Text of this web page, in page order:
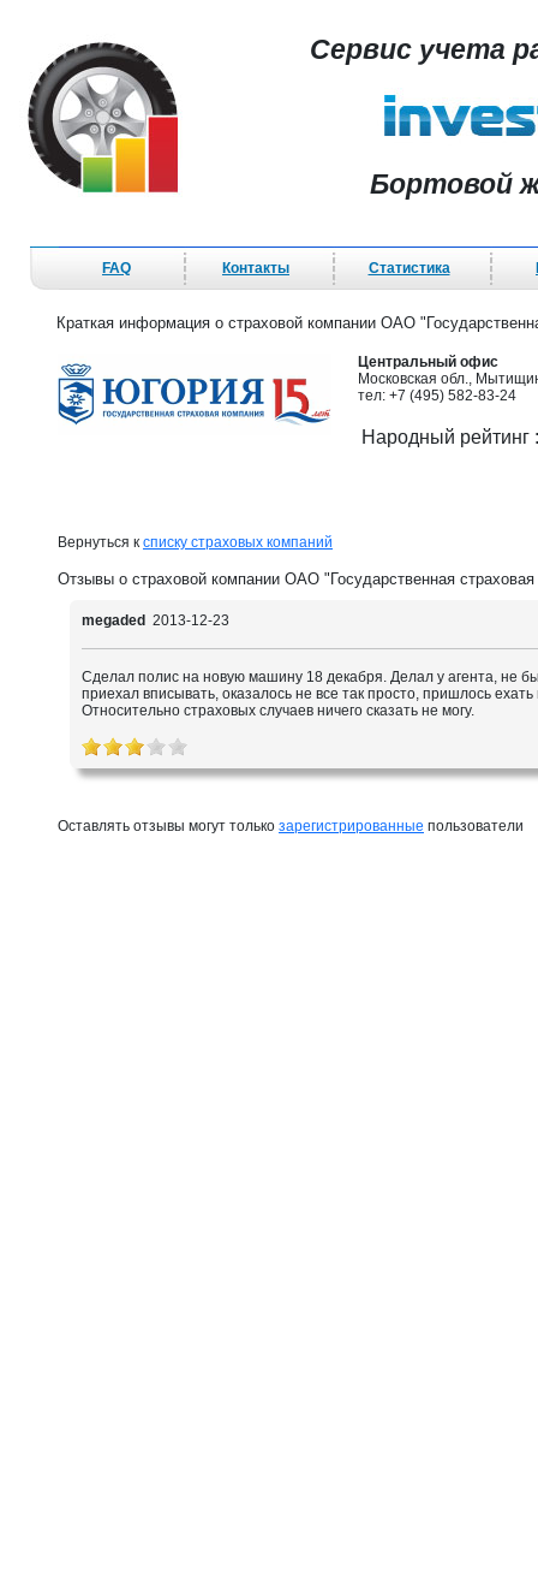
Сервис учета
Бортовой
FAQ Контакты Статистика
Краткая информация о страховой компании ОАО
Центральный офис
Московская обл.,
тел: +7 (495) 582-83-24
Народный рейтинг :
Вернуться к списку страховых компаний
Отзывы о страховой компании ОАО "Государственная
megaded 2013-12-23
Сделал полис на новую машину 18 декабря. Делал у агента, не
приехал вписывать, оказалось не все так просто, пришлось
Относительно страховых случаев ничего сказать не могу.
Оставлять отзывы могут только зарегистрированные пользователи